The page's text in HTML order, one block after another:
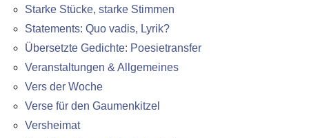
Starke Stücke, starke Stimmen
Statements: Quo vadis, Lyrik?
Übersetzte Gedichte: Poesietransfer
Veranstaltungen & Allgemeines
Vers der Woche
Verse für den Gaumenkitzel
Versheimat